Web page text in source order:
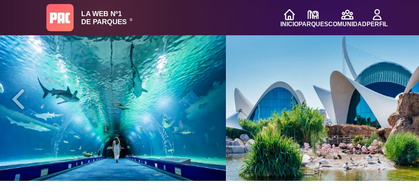
LA WEB Nº1
DE PARQUES
®
INICIOPARQUESCOMUNIDADPERFIL